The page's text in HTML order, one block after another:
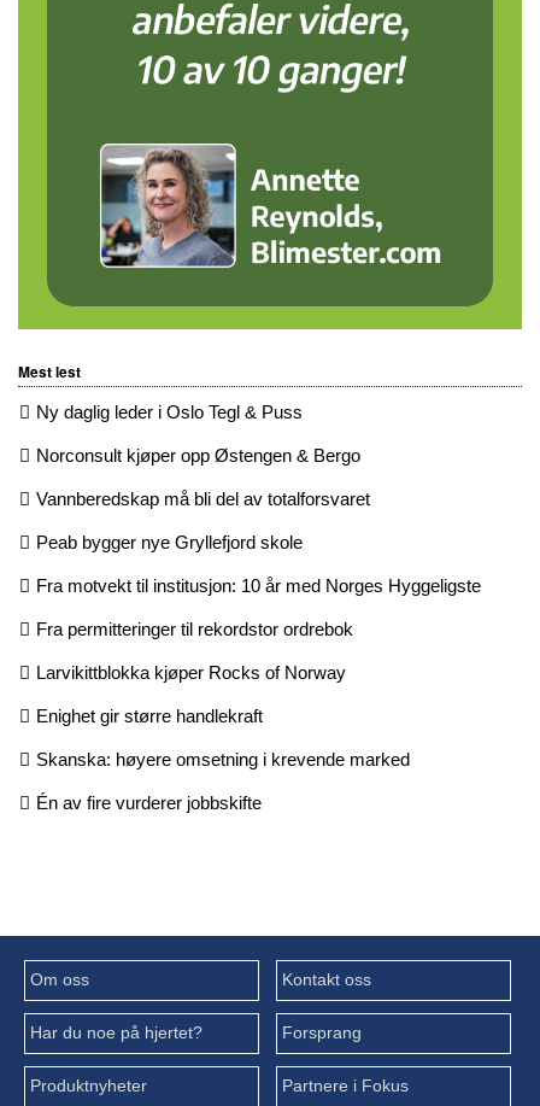
Mest lest
Ny daglig leder i Oslo Tegl & Puss
Norconsult kjøper opp Østengen & Bergo
Vannberedskap må bli del av totalforsvaret
Peab bygger nye Gryllefjord skole
Fra motvekt til institusjon: 10 år med Norges Hyggeligste
Fra permitteringer til rekordstor ordrebok
Larvikittblokka kjøper Rocks of Norway
Enighet gir større handlekraft
Skanska: høyere omsetning i krevende marked
Én av fire vurderer jobbskifte
Om oss Kontakt oss
Har du noe på hjertet? Forsprang
Produktnyheter Partnere i Fokus